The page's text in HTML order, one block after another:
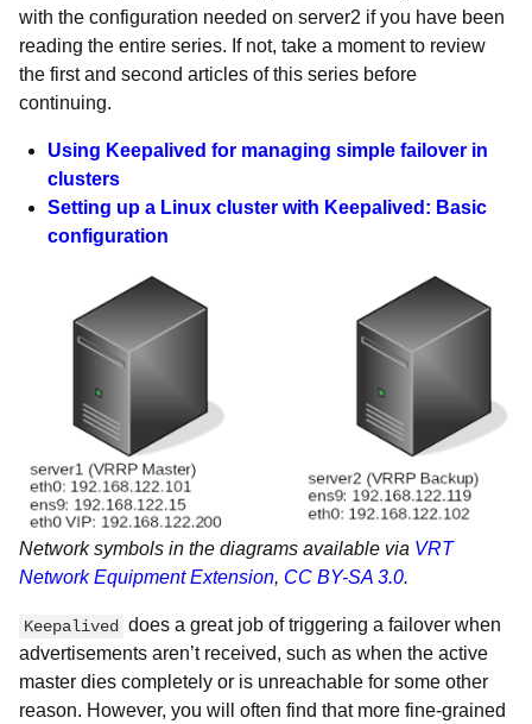
with the configuration needed on server2 if you have been
reading the entire series. If not, take a moment to review
the first and second articles of this series before
continuing.
Using Keepalived for managing simple failover in
clusters
Setting up a Linux cluster with Keepalived: Basic
configuration
Network symbols in the diagrams available via VRT
Network Equipment Extension, CC BY-SA 3.0.
Keepalived
does a great job of triggering a failover when
advertisements aren’t received, such as when the active
master dies completely or is unreachable for some other
reason. However, you will often find that more fine-grained